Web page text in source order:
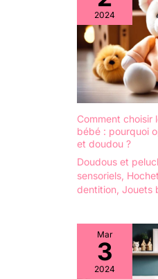
2024
Comment choisir
bébé : pourquoi
et doudou ?
Doudous et
sensoriels
dentition Jouets
Mar
3
2024